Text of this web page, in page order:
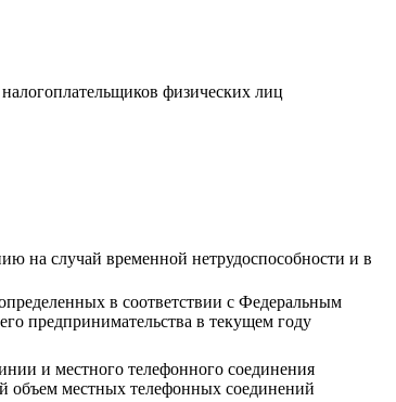
физических лиц
на случай временной нетрудоспособности и в
в соответствии с Федеральным
предпринимательства в текущем году
и местного телефонного соединения
объем местных телефонных соединений